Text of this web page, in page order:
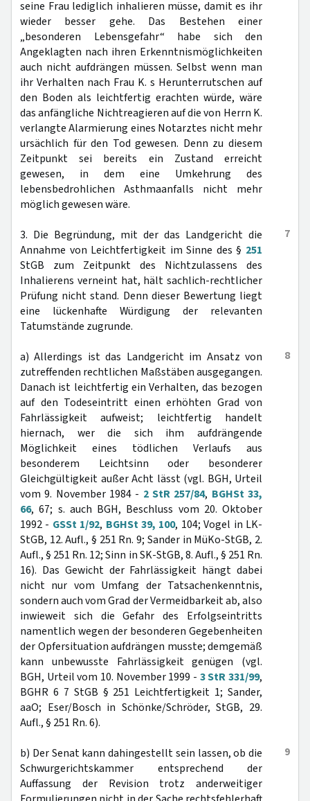
seine Frau lediglich inhalieren müsse, damit es ihr
wieder besser gehe. Das Bestehen einer
„besonderen Lebensgefahr“ habe sich den
Angeklagten nach ihren Erkenntnismöglichkeiten
auch nicht aufdrängen müssen. Selbst wenn man
ihr Verhalten nach Frau K. s Herunterrutschen auf
den Boden als leichtfertig erachten würde, wäre
das anfängliche Nichtreagieren auf die von Herrn K.
verlangte Alarmierung eines Notarztes nicht mehr
ursächlich für den Tod gewesen. Denn zu diesem
Zeitpunkt sei bereits ein Zustand erreicht
gewesen, in dem eine Umkehrung des
lebensbedrohlichen Asthmaanfalls nicht mehr
möglich gewesen wäre.
7
3. Die Begründung, mit der das Landgericht die
Annahme von Leichtfertigkeit im Sinne des § 251
StGB zum Zeitpunkt des Nichtzulassens des
Inhalierens verneint hat, hält sachlich-rechtlicher
Prüfung nicht stand. Denn dieser Bewertung liegt
eine lückenhafte Würdigung der relevanten
Tatumstände zugrunde.
8
a) Allerdings ist das Landgericht im Ansatz von
zutreffenden rechtlichen Maßstäben ausgegangen.
Danach ist leichtfertig ein Verhalten, das bezogen
auf den Todeseintritt einen erhöhten Grad von
Fahrlässigkeit aufweist; leichtfertig handelt
hiernach, wer die sich ihm aufdrängende
Möglichkeit eines tödlichen Verlaufs aus
besonderem Leichtsinn oder besonderer
Gleichgültigkeit außer Acht lässt (vgl. BGH, Urteil
vom 9. November 1984 - 2 StR 257/84, BGHSt 33,
66, 67; s. auch BGH, Beschluss vom 20. Oktober
1992 - GSSt 1/92, BGHSt 39, 100, 104; Vogel in LK-
StGB, 12. Aufl., § 251 Rn. 9; Sander in MüKo-StGB, 2.
Aufl., § 251 Rn. 12; Sinn in SK-StGB, 8. Aufl., § 251 Rn.
16). Das Gewicht der Fahrlässigkeit hängt dabei
nicht nur vom Umfang der Tatsachenkenntnis,
sondern auch vom Grad der Vermeidbarkeit ab, also
inwieweit sich die Gefahr des Erfolgseintritts
namentlich wegen der besonderen Gegebenheiten
der Opfersituation aufdrängen musste; demgemäß
kann unbewusste Fahrlässigkeit genügen (vgl.
BGH, Urteil vom 10. November 1999 - 3 StR 331/99,
BGHR 6 7 StGB § 251 Leichtfertigkeit 1; Sander,
aaO; Eser/Bosch in Schönke/Schröder, StGB, 29.
Aufl., § 251 Rn. 6).
9
b) Der Senat kann dahingestellt sein lassen, ob die
Schwurgerichtskammer entsprechend der
Auffassung der Revision trotz anderweitiger